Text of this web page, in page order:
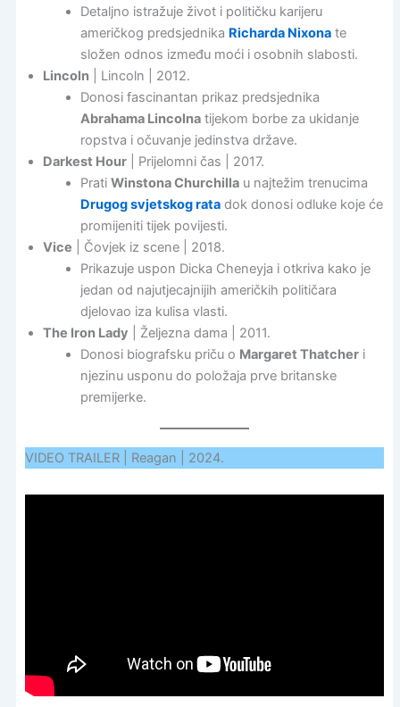
Detaljno istražuje život i političku karijeru
američkog predsjednika Richarda Nixonate
složen odnos između moći i osobnih slabosti.
Lincoln| Lincoln | 2012.
Donosi fascinantan prikaz predsjednika
Abrahama Lincolnatijekom borbe za ukidanje
ropstva i očuvanje jedinstva države.
Darkest Hour| Prijelomni čas | 2017.
Prati Winstona Churchillau najtežim trenucima
Drugog svjetskog ratadok donosi odluke koje će
promijeniti tijek povijesti.
Vice | Čovjek iz scene | 2018.
Prikazuje uspon Dicka Cheneyja i otkriva kako je
jedan od najutjecajnijih američkih političara
djelovao iza kulisa vlasti.
The Iron Lady | Željezna dama | 2011.
Donosi biografsku priču o Margaret Thatcheri
njezinu usponu do položaja prve britanske
premijerke.
VIDEO TRAILER | Reagan | 2024.